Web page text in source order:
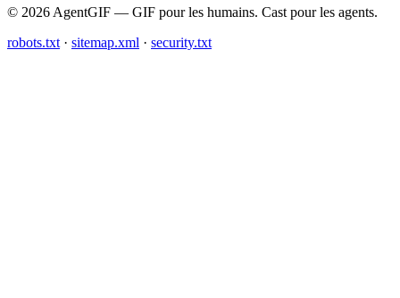
© 2026 AgentGIF — GIF pour les humains. Cast pour les agents.
robots.txt · sitemap.xml · security.txt